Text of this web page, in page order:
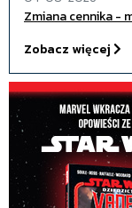
Zmiana cennika -
Zobacz więcej